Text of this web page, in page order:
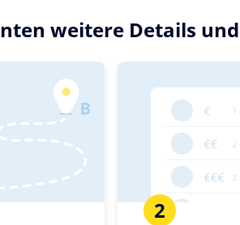
weitere Details
2